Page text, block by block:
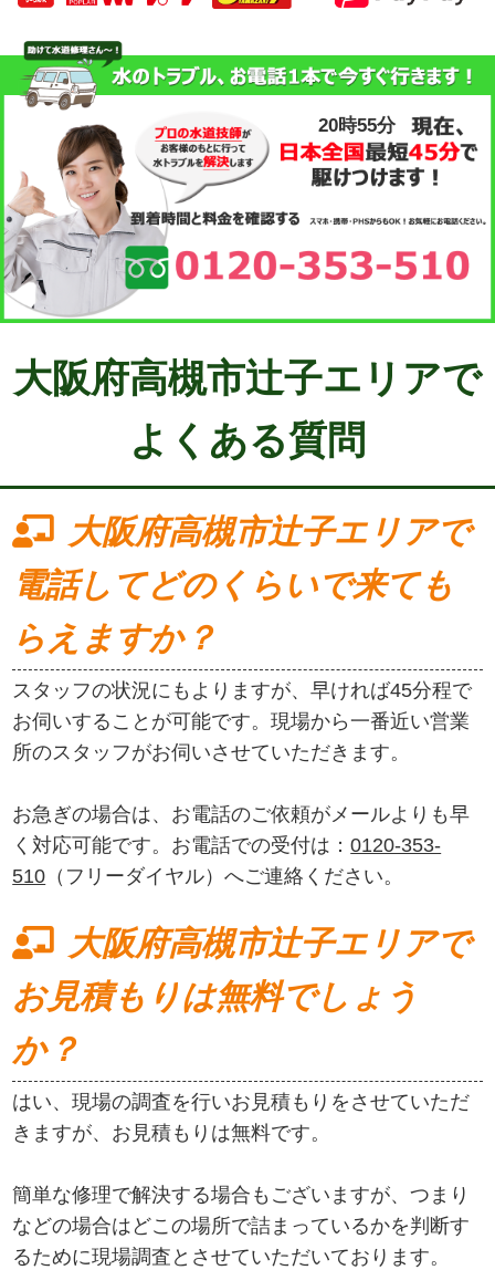
20時55分
大阪府高槻市辻子エリアで
よくある質問
大阪府高槻市辻子エリアで
電話してどのくらいで来ても
らえますか？
スタッフの状況にもよりますが、早ければ45分程で
お伺いすることが可能です。現場から一番近い営業
所のスタッフがお伺いさせていただきます。
お急ぎの場合は、お電話のご依頼がメールよりも早
く対応可能です。お電話での受付は：0120-353-
510 （フリーダイヤル）へご連絡ください。
大阪府高槻市辻子エリアで
お見積もりは無料でしょう
か？
はい、現場の調査を行いお見積もりをさせていただ
きますが、お見積もりは無料です。
簡単な修理で解決する場合もございますが、つまり
などの場合はどこの場所で詰まっているかを判断す
るために現場調査とさせていただいております。